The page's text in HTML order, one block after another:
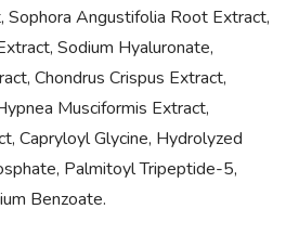
Sophora Angustifolia Root Extract,
Sodium Hyaluronate,
Chondrus Crispus Extract,
Musciformis Extract,
Capryloyl Glycine, Hydrolyzed
Palmitoyl Tripeptide-5,
Benzoate.